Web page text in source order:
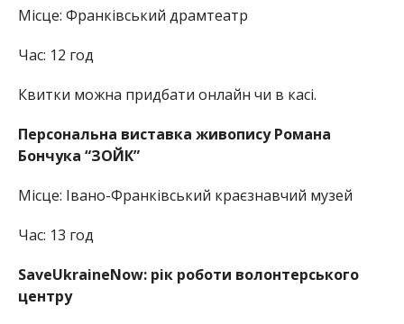
Місце: Франківський драмтеатр
Час: 12 год
Квитки можна придбати онлайн чи в касі.
Персональна виставка живопису Романа
Бончука “ЗОЙК”
Місце: Івано-Франківський краєзнавчий музей
Час: 13 год
SaveUkraineNow: рік роботи волонтерського
центру